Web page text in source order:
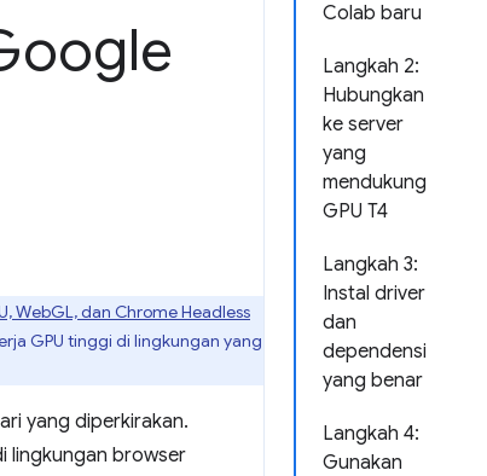
Colab baru
Langkah 2:
Hubungkan
ke server
yang
mendukung
GPU T4
Langkah 3:
Instal driver
dan
dependensi
yang benar
Langkah 4:
Gunakan
WebGL, dan Chrome Headless
GPU tinggi di lingkungan yang
yang diperkirakan.
lingkungan browser